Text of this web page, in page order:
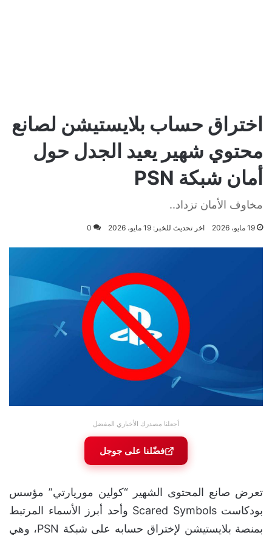
اختراق حساب بلايستيشن لصانع
محتوي شهير يعيد الجدل حول
أمان شبكة PSN
مخاوف الأمان تزداد..
19 مايو، 2026 اخر تحديث للخبر: 19 مايو، 2026 0
أجعلنا مصدرك الأخباري المفضل
فضّلنا على جوجل
تعرض صانع المحتوى الشهير “كولين موريارتي” مؤسس
بودكاست Scared Symbols وأحد أبرز الأسماء المرتبط
بمنصة بلايستيشن لإختراق حسابه على شبكة PSN، وهي